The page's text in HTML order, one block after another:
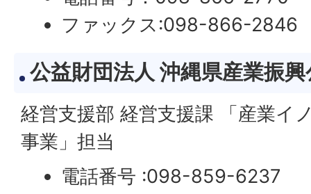
ファックス:098-866-2846
公益財団法人 沖縄県産業振
経営支援部 経営支援課 「産業イ
事業」担当
電話番号 :098-859-6237